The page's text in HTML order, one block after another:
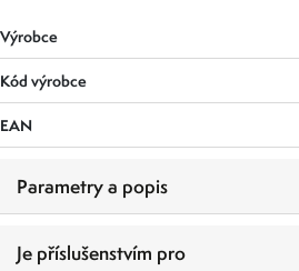
Výrobce
Kód výrobce
EAN
Parametry a popis
Je příslušenstvím pro